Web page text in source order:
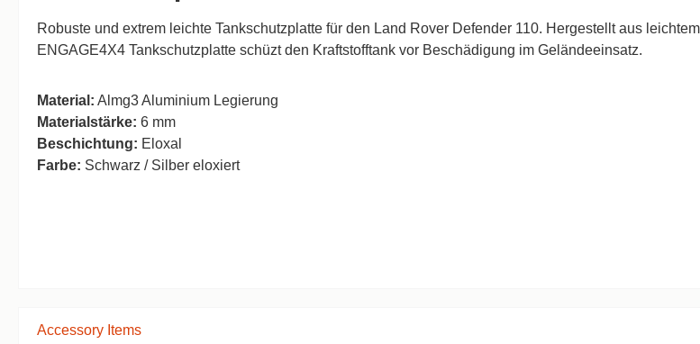
Robuste und extrem leichte Tankschutzplatte für den Land Rover Defender 110. Hergestellt aus
ENGAGE4X4 Tankschutzplatte schüzt den Kraftstofftank vor Beschädigung im Geländeeinsatz.
Material: Almg3 Aluminium Legierung
Materialstärke: 6 mm
Beschichtung: Eloxal
Farbe: Schwarz / Silber eloxiert
Accessory Items